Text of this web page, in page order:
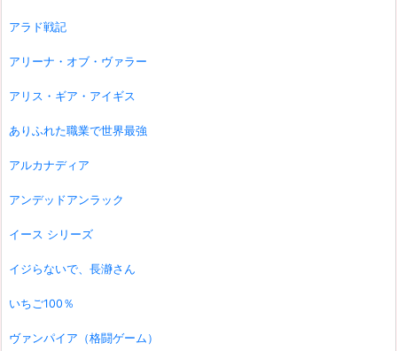
アラド戦記
アリーナ・オブ・ヴァラー
アリス・ギア・アイギス
ありふれた職業で世界最強
アルカナディア
アンデッドアンラック
イース シリーズ
イジらないで、長瀞さん
いちご100％
ヴァンパイア（格闘ゲーム）